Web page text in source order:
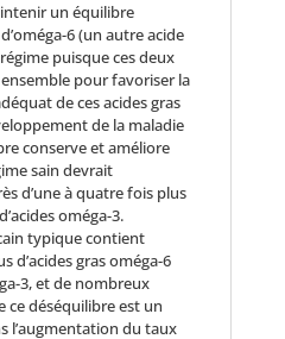
un équilibre
6 (un autre acide
puisque ces deux
pour favoriser la
de ces acides gras
de la maladie
conserve et améliore
sain devrait
d’une à quatre fois plus
oméga-3.
typique contient
d’acides gras oméga-6
3, et de nombreux
ce déséquilibre est un
l’augmentation du taux